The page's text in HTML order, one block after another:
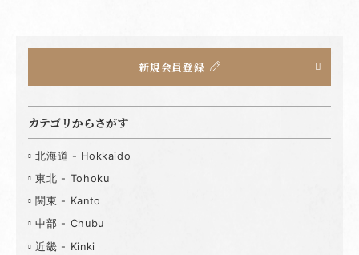
新規会員登録
カテゴリからさがす
北海道 - Hokkaido
東北 - Tohoku
関東 - Kanto
中部 - Chubu
近畿 - Kinki